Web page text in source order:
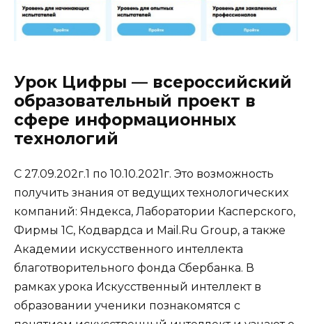
Урок Цифры — всероссийский
образовательный проект в
сфере информационных
технологий
С 27.09.202г.1 по 10.10.2021г. Это возможность
получить знания от ведущих технологических
компаний: Яндекса, Лаборатории Касперского,
Фирмы 1С, Кодвардса и Mail.Ru Group, а также
Академии искусственного интеллекта
благотворительного фонда Сбербанка. В
рамках урока Искусственный интеллект в
образовании ученики познакомятся с